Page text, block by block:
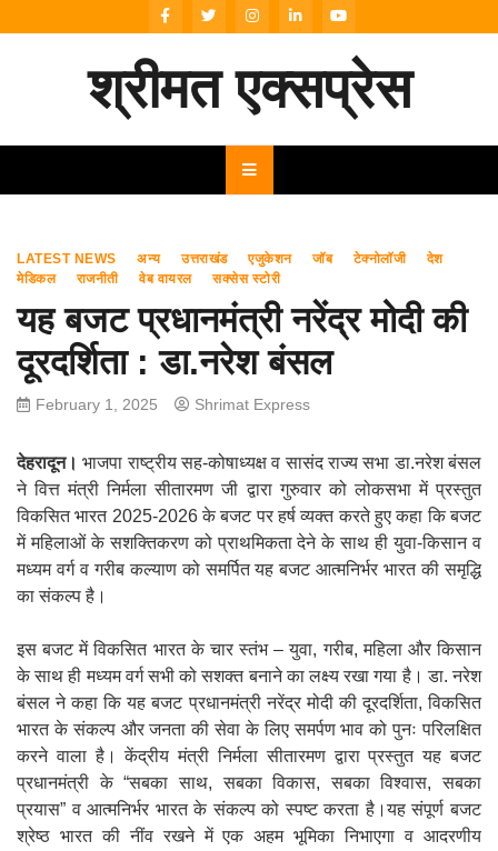
to
श्रीमत एक्सप्रेस
LATEST NEWS अन्य उत्तराखंड एजुकेशन जॉब टेक्नोलॉजी
देश
मेडिकल
राजनीती वेब वायरल सक्सेस स्टोरी
यह बजट प्रधानमंत्री नरेंद्र मोदी की
दूरदर्शिता : डा.नरेश बंसल
February 1, 2025 Shrimat Express
देहरादून। भाजपा राष्ट्रीय सह-कोषाध्यक्ष व सासंद राज्य सभा डा.नरेश बंसल
ने वित्त मंत्री निर्मला सीतारमण जी द्वारा गुरुवार को लोकसभा में प्रस्तुत
विकसित भारत 2025-2026 के बजट पर हर्ष व्यक्त करते हुए कहा कि बजट
में महिलाओं के सशक्तिकरण को प्राथमिकता देने के साथ ही युवा-किसान व
मध्यम वर्ग व गरीब कल्याण को समर्पित यह बजट आत्मनिर्भर भारत की समृद्धि
का संकल्प है।
इस बजट में विकसित भारत के चार स्तंभ – युवा, गरीब, महिला और किसान
के साथ ही मध्यम वर्ग सभी को सशक्त बनाने का लक्ष्य रखा गया है। डा. नरेश
बंसल ने कहा कि यह बजट प्रधानमंत्री नरेंद्र मोदी की दूरदर्शिता, विकसित
भारत के संकल्प और जनता की सेवा के लिए समर्पण भाव को पुनः परिलक्षित
करने वाला है। केंद्रीय मंत्री निर्मला सीतारमण द्वारा प्रस्तुत यह बजट
प्रधानमंत्री के “सबका साथ, सबका विकास, सबका विश्वास, सबका
प्रयास” व आत्मनिर्भर भारत के संकल्प को स्पष्ट करता है।यह संपूर्ण बजट
श्रेष्ठ भारत की नींव रखने में एक अहम भूमिका निभाएगा व आदरणीय